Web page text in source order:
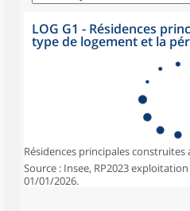
LOG G1 - Résidences
type de logement et la
Résidences principales construites
Source : Insee, RP2023
01/01/2026.